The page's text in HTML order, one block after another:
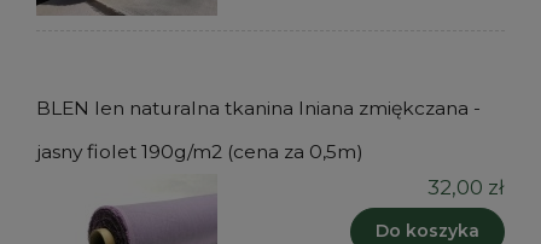
BLEN len naturalna tkanina lniana zmiękczana -
jasny fiolet 190g/m2 (cena za 0,5m)
32,00 zł
Do koszyka